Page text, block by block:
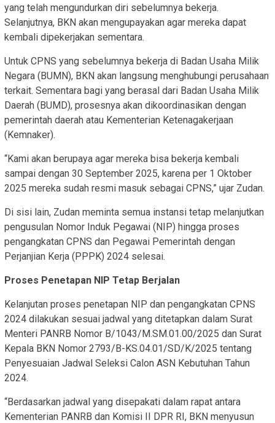
yang telah mengundurkan diri sebelumnya bekerja.
Selanjutnya, BKN akan mengupayakan agar mereka dapat
kembali dipekerjakan sementara.
Untuk CPNS yang sebelumnya bekerja di Badan Usaha Milik
Negara (BUMN), BKN akan langsung menghubungi perusahaan
terkait. Sementara bagi yang berasal dari Badan Usaha Milik
Daerah (BUMD), prosesnya akan dikoordinasikan dengan
pemerintah daerah atau Kementerian Ketenagakerjaan
(Kemnaker).
“Kami akan berupaya agar mereka bisa bekerja kembali
sampai dengan 30 September 2025, karena per 1 Oktober
2025 mereka sudah resmi masuk sebagai CPNS,” ujar Zudan.
Di sisi lain, Zudan meminta semua instansi tetap melanjutkan
pengusulan Nomor Induk Pegawai (NIP) hingga proses
pengangkatan CPNS dan Pegawai Pemerintah dengan
Perjanjian Kerja (PPPK) 2024 selesai.
Proses Penetapan NIP Tetap Berjalan
Kelanjutan proses penetapan NIP dan pengangkatan CPNS
2024 dilakukan sesuai jadwal yang ditetapkan dalam Surat
Menteri PANRB Nomor B/1043/M.SM.01.00/2025 dan Surat
Kepala BKN Nomor 2793/B-KS.04.01/SD/K/2025 tentang
Penyesuaian Jadwal Seleksi Calon ASN Kebutuhan Tahun
2024.
“Berdasarkan jadwal yang disepakati dalam rapat antara
Kementerian PANRB dan Komisi II DPR RI, BKN menyusun